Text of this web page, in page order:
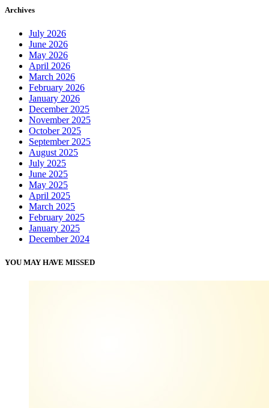
Archives
July 2026
June 2026
May 2026
April 2026
March 2026
February 2026
January 2026
December 2025
November 2025
October 2025
September 2025
August 2025
July 2025
June 2025
May 2025
April 2025
March 2025
February 2025
January 2025
December 2024
YOU MAY HAVE MISSED